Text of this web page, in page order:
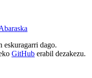
eskuragarri dago.
GitHub erabil dezakezu.